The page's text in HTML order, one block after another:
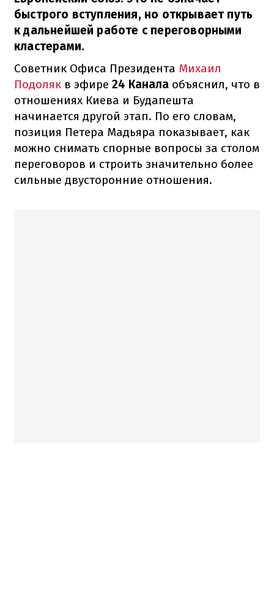
быстрого вступления, но открывает путь
к дальнейшей работе с переговорными
кластерами.
Советник Офиса Президента Михаил
Подоляк в эфире 24 Канала объяснил, что в
отношениях Киева и Будапешта
начинается другой этап. По его словам,
позиция Петера Мадьяра показывает, как
можно снимать спорные вопросы за столом
переговоров и строить значительно более
сильные двусторонние отношения.